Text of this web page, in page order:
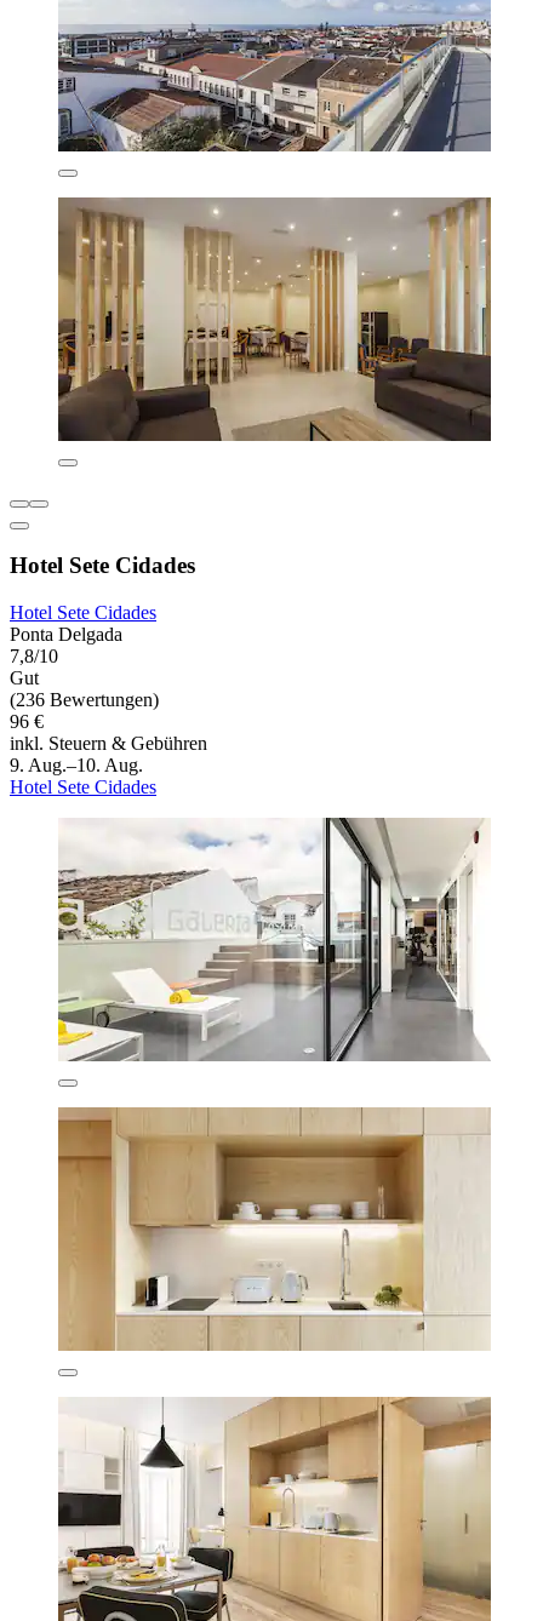
Hotel Sete Cidades
Hotel Sete Cidades
Ponta Delgada
7,8/10
Gut
(236 Bewertungen)
96 €
inkl. Steuern & Gebühren
9. Aug.–10. Aug.
Hotel Sete Cidades